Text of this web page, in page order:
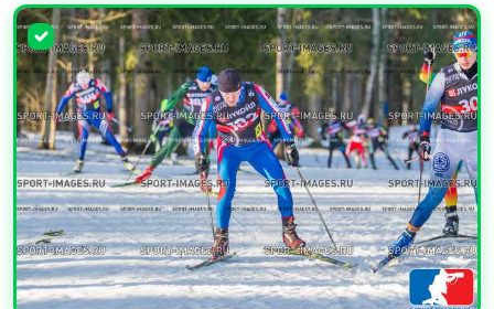
УВЕЛИЧИТЬ